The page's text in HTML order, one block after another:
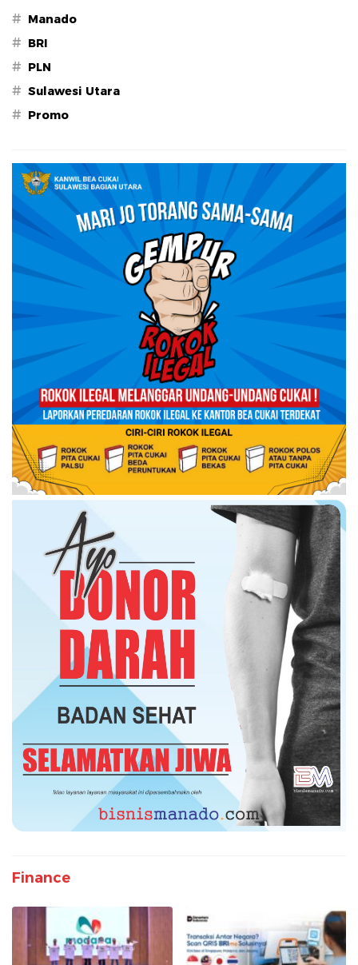
# Manado
# BRI
# PLN
# Sulawesi Utara
# Promo
Finance